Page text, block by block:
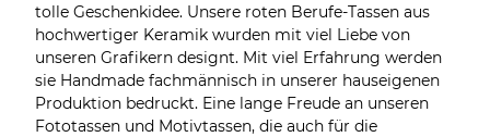
tolle Geschenkidee. Unsere roten Berufe-Tassen aus
hochwertiger Keramik wurden mit viel Liebe von
unseren Grafikern designt. Mit viel Erfahrung werden
sie Handmade fachmännisch in unserer hauseigenen
Produktion bedruckt. Eine lange Freude an unseren
Fototassen und Motivtassen, die auch für die